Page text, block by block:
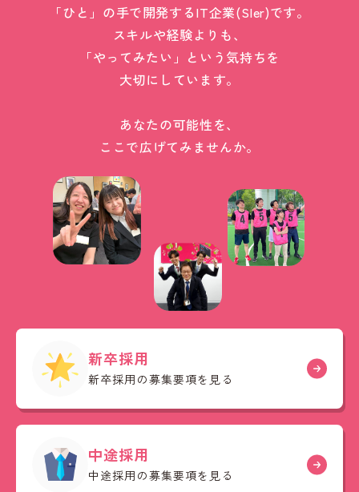
「ひと」の手で開発するIT企業(SIer)です。
スキルや経験よりも、
「やってみたい」という気持ちを
大切にしています。
あなたの可能性を、
ここで広げてみませんか。
新卒採用
新卒採用の募集要項を見る
中途採用
中途採用の募集要項を見る